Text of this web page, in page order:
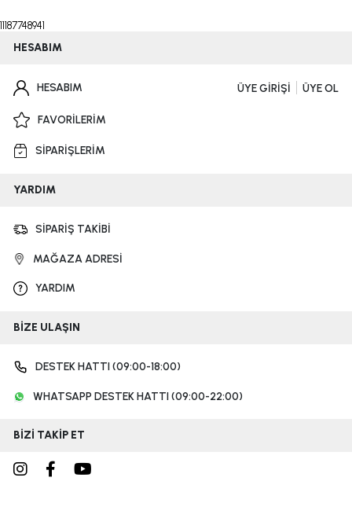
11187748941
HESABIM
HESABIM ÜYE GİRİŞİ ÜYE OL
FAVORİLERİM
SİPARİŞLERİM
YARDIM
SİPARİŞ TAKİBİ
MAĞAZA ADRESİ
YARDIM
BİZE ULAŞIN
DESTEK HATTI (09:00-18:00)
WHATSAPP DESTEK HATTI (09:00-22:00)
BİZİ TAKİP ET